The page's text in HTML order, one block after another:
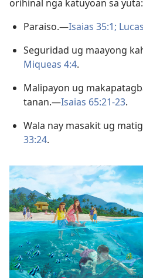
orihinal nga katuyoan sa yuta:
Paraiso.—Isaias 35:1;
Seguridad ug maayong
Miqueas 4:4.
Malipayon ug
tanan.—Isaias 65:21-23.
Wala nay masakit ug
33:24.